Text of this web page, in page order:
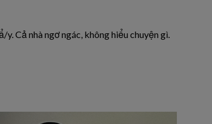
Cả nhà ngơ ngác, không hiểu chuyện gì.